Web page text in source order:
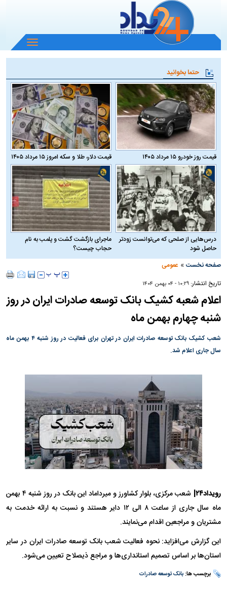
باز
و
منو
حتما بخوانید
قیمت روز خودرو ۱۵ مرداد ۱۴۰۵ قیمت دلار، طلا و سکه امروز ۱۵ مرداد ۱۴۰۵
درس‌هایی از صلحی که می‌توانست زودتر
حاصل شود
ماجرای بازگشت گشت و پلمب به نام
حجاب چیست؟
صفحه نخست » عمومی
تاریخ انتشار:۱۰:۲۹ - ۰۴ بهمن ۱۴۰۴
اعلام شعبه کشیک بانک توسعه صادرات ایران در روز
شنبه چهارم بهمن ماه
شعب کشیک بانک توسعه صادرات ایران در تهران برای فعالیت در روز شنبه ۴ بهمن ماه
سال جاری اعلام شد.
رویداد۲۴|
شعب مرکزی، بلوار کشاورز و میرداماد این بانک در روز شنبه ۴ بهمن
ماه سال جاری از ساعت ۸ الی ۱۲ دایر هستند و نسبت به ارائه خدمت به
مشتریان و مراجعین اقدام می‌نمایند.
این گزارش می‌افزاید: نحوه فعالیت شعب بانک توسعه صادرات ایران در سایر
استان‌ها بر اساس تصمیم استانداری‌ها و مراجع ذیصلاح تعیین می‌شود.
برچسب ها:بانک توسعه صادرات